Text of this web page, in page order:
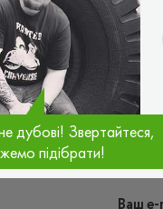
з ним
Имя*
дубові! Звертайтеся,
підібрати!